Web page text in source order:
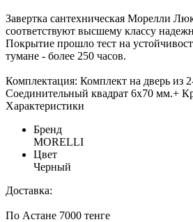
Завертка сантехническая Морелли
соответствуют высшему классу
Покрытие прошло тест на
тумане - более 250 часов.
Комплектация: Комплект на дверь из
Соединительный квадрат 6x70 мм.+
Характеристики
Бренд
MORELLI
Цвет
Черный
Доставка:
По Астане 7000 тенге